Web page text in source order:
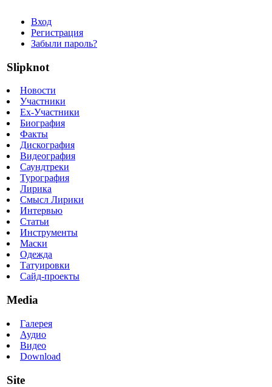
Вход
Регистрация
Забыли пароль?
Slipknot
Новости
Участники
Ex-Участники
Биография
Факты
Дискография
Видеография
Саундтреки
Турография
Лирика
Смысл Лирики
Интервью
Статьи
Инструменты
Маски
Одежда
Татуировки
Сайд-проекты
Media
Галерея
Аудио
Видео
Download
Site